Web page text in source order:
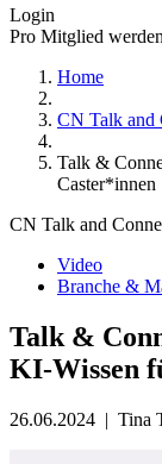
Login
Pro Mitglied werden
Home
CN Talk and
Talk &
Caster*innen
CN Talk and
Video
Branche &
Talk &
KI-Wissen
26.06.2024 | Tina